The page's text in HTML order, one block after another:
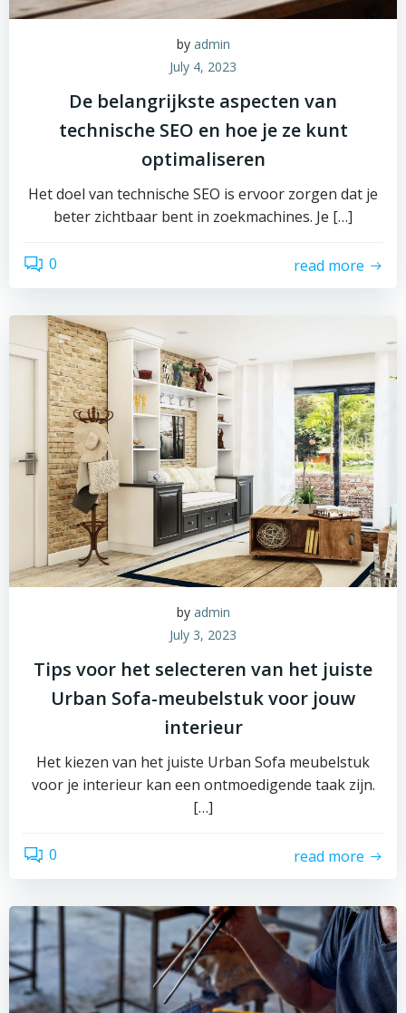
by admin
July 4, 2023
De belangrijkste aspecten van
technische SEO en hoe je ze kunt
optimaliseren
Het doel van technische SEO is ervoor zorgen dat je
beter zichtbaar bent in zoekmachines. Je […]
0 read more
by admin
July 3, 2023
Tips voor het selecteren van het juiste
Urban Sofa-meubelstuk voor jouw
interieur
Het kiezen van het juiste Urban Sofa meubelstuk
voor je interieur kan een ontmoedigende taak zijn.
[…]
0 read more